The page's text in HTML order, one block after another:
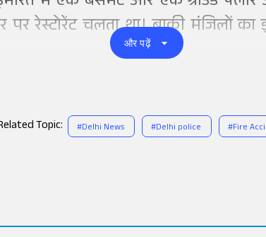
पर रेस्टोरेंट चलता था। बाकी मंजिलों
और पढ़ें
Topic: #Delhi News #Delhi police #Fire